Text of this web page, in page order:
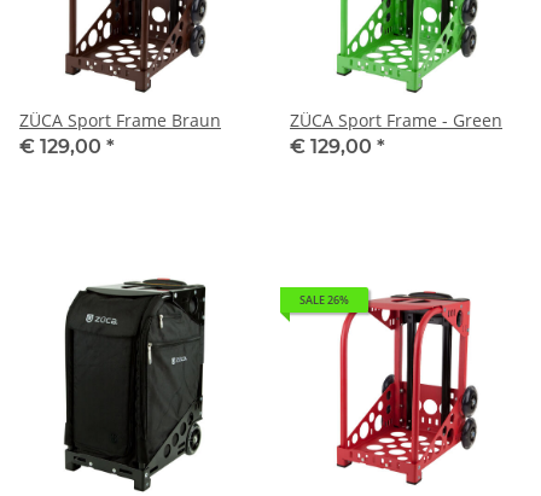
ZÜCA Sport Frame Braun
€ 129,00 *
ZÜCA Sport Frame - Green
€ 129,00 *
SALE 26%